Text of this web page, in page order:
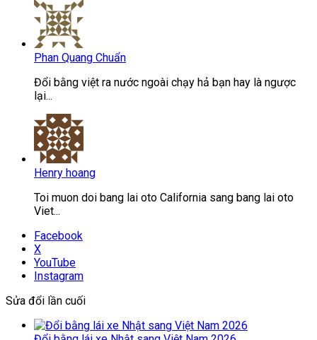
Phan Quang Chuẩn
Đổi bằng việt ra nước ngoài chạy hả bạn hay là ngược
lại...
Henry hoang
Toi muon doi bang lai oto California sang bang lai oto
Viet...
Facebook
X
YouTube
Instagram
Sửa đổi lần cuối